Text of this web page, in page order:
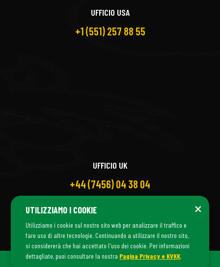
UFFICIO USA
+1 (551) 257 88 55
UFFICIO UK
+44 (7456) 04 38 04
×
UTILIZZIAMO I COOKIE
Utilizziamo i cookie sul nostro sito web per analizzare il traffico e
fare uso di altre tecnologie. Continuando a utilizzare il nostro sito,
si considererà che hai accettato l'uso dei cookie. Per informazioni
dettagliate, puoi consultare la nostra Pagina Privacy e KVKK.